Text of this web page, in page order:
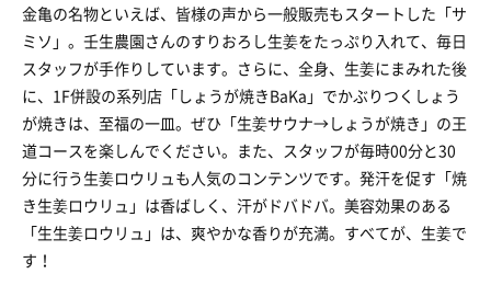
金亀の名物といえば、皆様の声から一般販売もスタートした「サ
ミソ」。壬生農園さんのすりおろし生姜をたっぷり入れて、毎日
スタッフが手作りしています。さらに、全身、生姜にまみれた後
に、1F併設の系列店「しょうが焼きBaKa」でかぶりつくしょう
が焼きは、至福の一皿。ぜひ「生姜サウナ→しょうが焼き」の王
道コースを楽しんでください。また、スタッフが毎時00分と30
分に行う生姜ロウリュも人気のコンテンツです。発汗を促す「焼
き生姜ロウリュ」は香ばしく、汗がドバドバ。美容効果のある
「生生姜ロウリュ」は、爽やかな香りが充満。すべてが、生姜で
す！